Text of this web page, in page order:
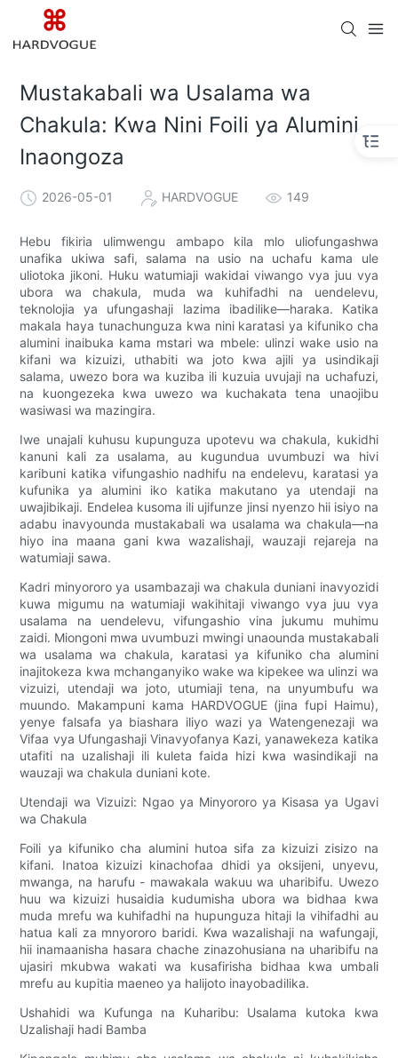
Mustakabali wa Usalama wa
Chakula: Kwa Nini Foili ya Alumini
Inaongoza
2026-05-01 HARDVOGUE 149
Hebu fikiria ulimwengu ambapo kila mlo uliofungashwa
unafika ukiwa safi, salama na usio na uchafu kama ule
uliotoka jikoni. Huku watumiaji wakidai viwango vya juu vya
ubora wa chakula, muda wa kuhifadhi na uendelevu,
teknolojia ya ufungashaji lazima ibadilike—haraka. Katika
makala haya tunachunguza kwa nini karatasi ya kifuniko cha
alumini inaibuka kama mstari wa mbele: ulinzi wake usio na
kifani wa kizuizi, uthabiti wa joto kwa ajili ya usindikaji
salama, uwezo bora wa kuziba ili kuzuia uvujaji na uchafuzi,
na kuongezeka kwa uwezo wa kuchakata tena unaojibu
wasiwasi wa mazingira.
Iwe unajali kuhusu kupunguza upotevu wa chakula, kukidhi
kanuni kali za usalama, au kugundua uvumbuzi wa hivi
karibuni katika vifungashio nadhifu na endelevu, karatasi ya
kufunika ya alumini iko katika makutano ya utendaji na
uwajibikaji. Endelea kusoma ili ujifunze jinsi nyenzo hii isiyo na
adabu inavyounda mustakabali wa usalama wa chakula—na
hiyo ina maana gani kwa wazalishaji, wauzaji rejareja na
watumiaji sawa.
Kadri minyororo ya usambazaji wa chakula duniani inavyozidi
kuwa migumu na watumiaji wakihitaji viwango vya juu vya
usalama na uendelevu, vifungashio vina jukumu muhimu
zaidi. Miongoni mwa uvumbuzi mwingi unaounda mustakabali
wa usalama wa chakula, karatasi ya kifuniko cha alumini
inajitokeza kwa mchanganyiko wake wa kipekee wa ulinzi wa
vizuizi, utendaji wa joto, utumiaji tena, na unyumbufu wa
muundo. Makampuni kama HARDVOGUE (jina fupi Haimu),
yenye falsafa ya biashara iliyo wazi ya Watengenezaji wa
Vifaa vya Ufungashaji Vinavyofanya Kazi, yanawekeza katika
utafiti na uzalishaji ili kuleta faida hizi kwa wasindikaji na
wauzaji wa chakula duniani kote.
Utendaji wa Vizuizi: Ngao ya Minyororo ya Kisasa ya Ugavi
wa Chakula
Foili ya kifuniko cha alumini hutoa sifa za kizuizi zisizo na
kifani. Inatoa kizuizi kinachofaa dhidi ya oksijeni, unyevu,
mwanga, na harufu - mawakala wakuu wa uharibifu. Uwezo
huu wa kizuizi husaidia kudumisha ubora wa bidhaa kwa
muda mrefu wa kuhifadhi na hupunguza hitaji la vihifadhi au
hatua kali za mnyororo baridi. Kwa wazalishaji na wafungaji,
hii inamaanisha hasara chache zinazohusiana na uharibifu na
ujasiri mkubwa wakati wa kusafirisha bidhaa kwa umbali
mrefu au kupitia maeneo ya halijoto inayobadilika.
Ushahidi wa Kufunga na Kuharibu: Usalama kutoka kwa
Uzalishaji hadi Bamba